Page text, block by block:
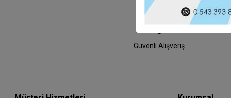
Güvenli Alışveriş